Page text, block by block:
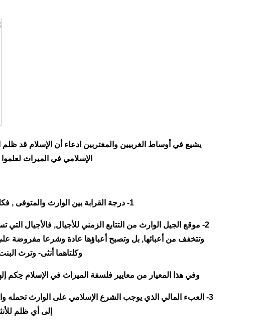
يشيع في أوساط الغربيين والمغتربين ادعاء أن الإسلام قد ظلم
الإسلامي في الميراث
1- درجة القرابة بين الوارث والمتوفى , فكلما كان الوارث أقرب كان ميراثه أكبر, والعكس صحيح، دونما اعتبار لجنس الوارثين.
2- موقع الجيل الوارث من التتابع الزمني للأجيال, فالأجيال
وتتخفف من أعبائها, بل وتصبح أعباؤها عادة وشرعا مفروضة
وكلتاهما أنثى- وترث
وفي هذا المعيار من معايير فلسفة الميراث في الإسلام حِكم
3- العبء المالي الذي يوجب الشرع الإسلامي على الوارث تحمله
إلى أي ظلم